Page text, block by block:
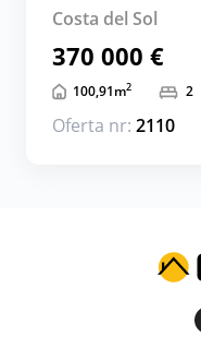
Costa del Sol
370 000 €
100,91m2 2
Oferta nr: 2110